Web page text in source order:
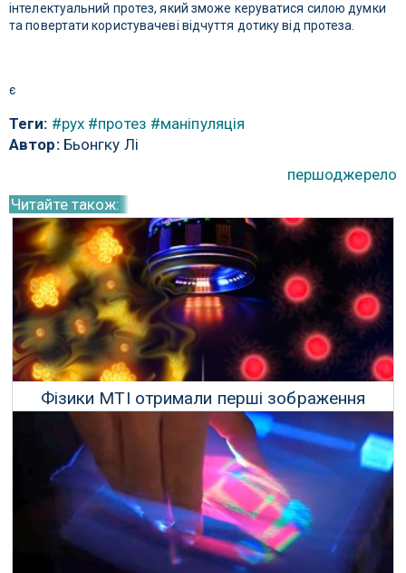
інтелектуальний протез, який зможе керуватися силою думки
та повертати користувачеві відчуття дотику від протеза.
є
Теги: #рух #протез #маніпуляція
Автор:Бьонгку Лі
першоджерело
Читайте також:
Фізики МТІ отримали перші зображення
атомів «у вільному русі»
10 Травня 2025 р.